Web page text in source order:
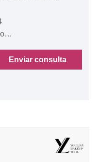
BSCI.
Enviar consulta